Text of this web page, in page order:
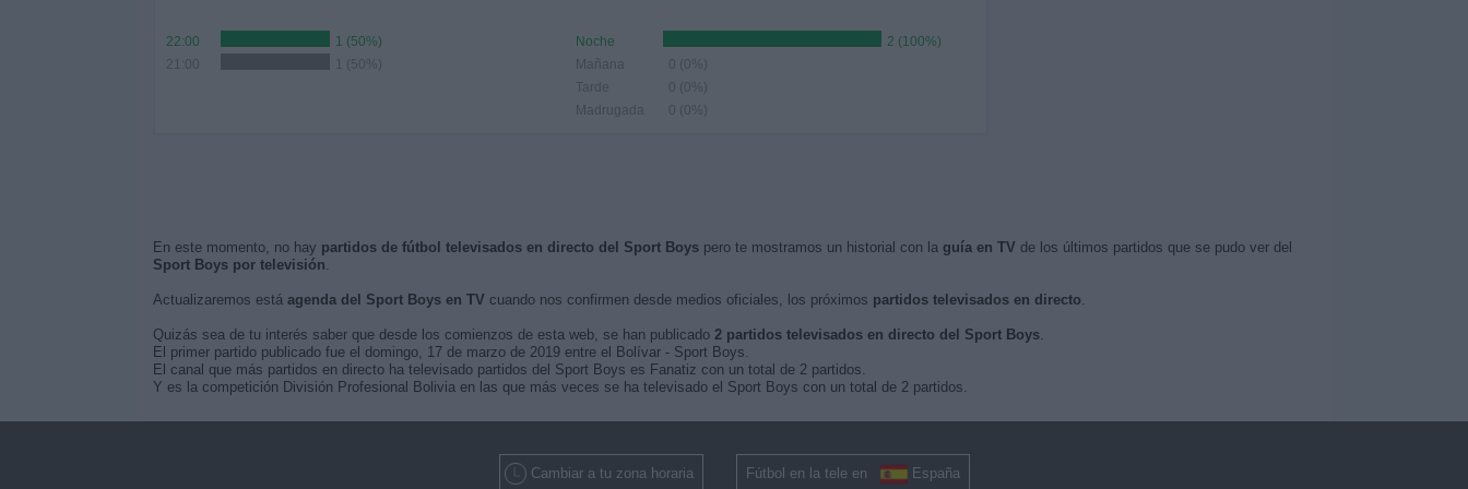
22:00
1 (50%)
21:00
1 (50%)
Noche
2 (100%)
Mañana
0 (0%)
Tarde
0 (0%)
Madrugada
0 (0%)
En este momento, no hay partidos de fútbol televisados en directo del Sport Boyspero te mostramos un historial con la guía en TV de los últimos partidos que se pudo ver del
Sport Boys por televisión.
Actualizaremos está agenda del Sport Boys en TV cuando nos confirmen desde medios oficiales, los próximos partidos televisados en directo.
Quizás sea de tu interés saber que desde los comienzos de esta web, se han publicado 2 partidos televisados en directo del Sport Boys.
El primer partido publicado fue el domingo, 17 de marzo de 2019 entre el Bolívar - Sport Boys.
El canal que más partidos en directo ha televisado partidos del Sport Boys es Fanatiz con un total de 2 partidos.
Y es la competición División Profesional Bolivia en las que más veces se ha televisado el Sport Boys con un total de 2 partidos.
Cambiar a tu zona horaria Fútbol en la tele en España